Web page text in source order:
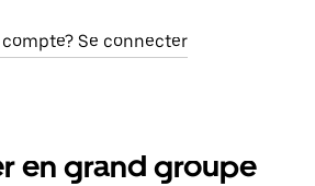
Se connecter
en grand groupe